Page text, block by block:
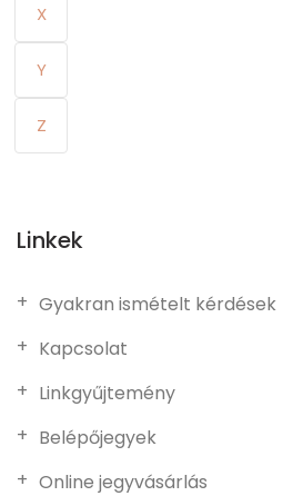
X
Y
Z
Linkek
Gyakran ismételt kérdések
Kapcsolat
Linkgyűjtemény
Belépőjegyek
Online jegyvásárlás